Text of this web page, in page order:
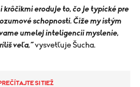
krôčikmi eroduje to, čo je typické pre
schopnosti. Čiže my istým
umelej inteligencii myslenie,
veľa,“vysvetľuje Šucha.
SI TIEŽ